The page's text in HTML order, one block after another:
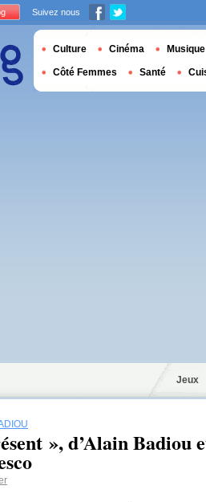
Jeux
», d’Alain Badiou
Suivez nous
Culture Cinéma Musique
Côté Femmes Santé